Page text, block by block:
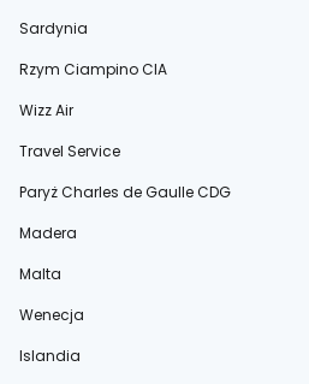
Sardynia
Rzym Ciampino CIA
Wizz Air
Travel Service
Paryż Charles de Gaulle CDG
Madera
Malta
Wenecja
Islandia